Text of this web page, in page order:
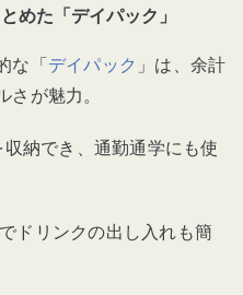
めた「デイパック」
な「デイパック 」は、余計
が魅力。
納でき、通勤通学にも使
でドリンクの出し入れも簡